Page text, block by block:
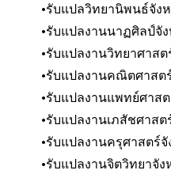
รับแปลวิทยานิพนธ์จัง
รับแปลงานนาฏศิลป์จั
รับแปลงานวิทยาศาสต
รับแปลงานคณิตศาสต
รับแปลงานแพทย์ศาส
รับแปลงานเภสัชศาสต
รับแปลงานครุศาสตร์
รับแปลงานจิตวิทยาจัง